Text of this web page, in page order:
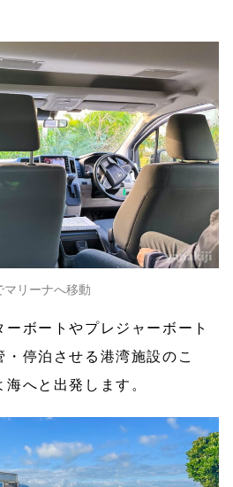
マリーナへ移動
ボートやプレジャーボート
停泊させる港湾施設のこ
へと出発します。